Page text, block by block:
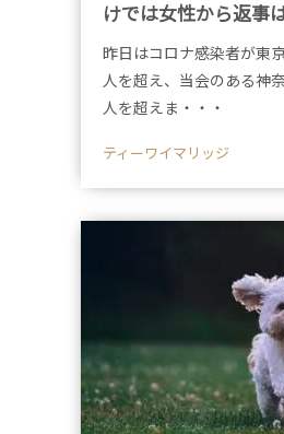
けでは女性から返事
昨日はコロナ感染者が東
人を超え、当会のある神
人を超えま・・・
ティーワイマリッジ